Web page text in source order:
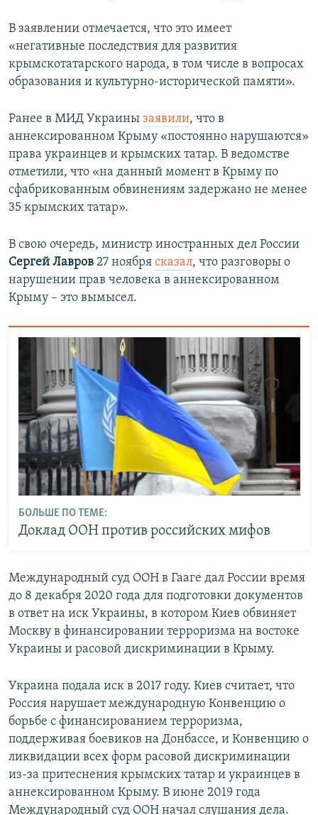
В заявлении отмечается, что это имеет
«негативные последствия для развития
крымскотатарского народа, в том числе в вопросах
образования и культурно-исторической памяти».
Ранее в МИД Украины заявили, что в
аннексированном Крыму «постоянно нарушаются»
права украинцев и крымских татар. В ведомстве
отметили, что «на данный момент в Крыму по
сфабрикованным обвинениям задержано не менее
35 крымских татар».
В свою очередь, министр иностранных дел России
Сергей Лавров 27 ноября сказал, что разговоры о
нарушении прав человека в аннексированном
Крыму – это вымысел.
БОЛЬШЕ ПО ТЕМЕ:
Доклад ООН против российских мифов
Международный суд ООН в Гааге дал России время
до 8 декабря 2020 года для подготовки документов
в ответ на иск Украины, в котором Киев обвиняет
Москву в финансировании терроризма на востоке
Украины и расовой дискриминации в Крыму.
Украина подала иск в 2017 году. Киев считает, что
Россия нарушает международную Конвенцию о
борьбе с финансированием терроризма,
поддерживая боевиков на Донбассе, и Конвенцию о
ликвидации всех форм расовой дискриминации
из-за притеснения крымских татар и украинцев в
аннексированном Крыму. В июне 2019 года
Международный суд ООН начал слушания дела.